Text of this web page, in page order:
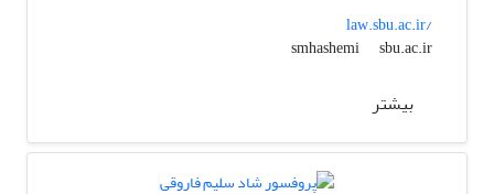
law.sbu.ac.ir/
smhashemi
sbu.ac.ir
بیشتر